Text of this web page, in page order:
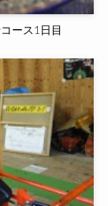
ース1日目